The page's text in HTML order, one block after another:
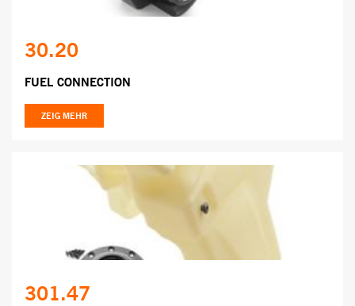
30.20
FUEL CONNECTION
ZEIG MEHR
301.47